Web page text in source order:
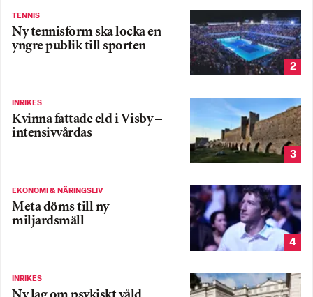
TENNIS
Ny tennisform ska locka en
yngre publik till sporten
2
INRIKES
Kvinna fattade eld i Visby –
intensivvårdas
3
EKONOMI & NÄRINGSLIV
Meta döms till ny
miljardsmäll
4
INRIKES